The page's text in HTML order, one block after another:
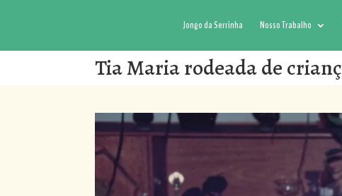
Jongo da Serrinha Nosso Trabalho
Tia Maria rodeada de